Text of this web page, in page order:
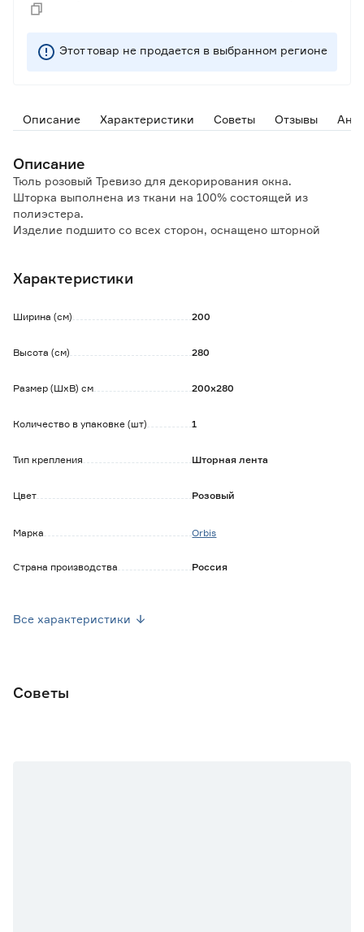
Этот товар не продается в выбранном регионе
Описание Характеристики Советы Отзывы
Описание
Тюль розовый Тревизо для декорирования окна.
Шторка выполнена из ткани на 100% состоящей из
полиэстера.
Изделие подшито со всех сторон, оснащено шторной
комбинации с портьерами.
Преимущества тюля из полиэстера:
- не растягивается и не дает усадку;
- хорошо пропускает свет;
Характеристики
Ширина (см) 200
Высота (см) 280
Размер (ШxВ) см 200х280
Количество в упаковке (шт) 1
Тип крепления Шторная лента
Цвет Розовый
Марка Orbis
Страна производства Россия
Все характеристики
Советы